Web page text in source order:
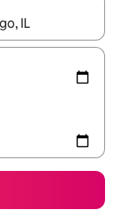
나 터치 또는 스와이